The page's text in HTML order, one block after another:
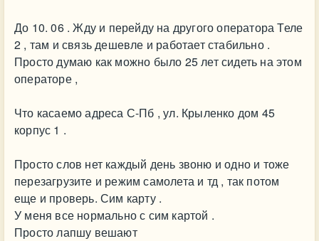
До 10. 06 . Жду и перейду на другого оператора Теле
2 , там и связь дешевле и работает стабильно .
Просто думаю как можно было 25 лет сидеть на этом
операторе ,
Что касаемо адреса С-Пб , ул. Крыленко дом 45
корпус 1 .
Просто слов нет каждый день звоню и одно и тоже
перезагрузите и режим самолета и тд , так потом
еще и проверь. Сим карту .
У меня все нормально с сим картой .
Просто лапшу вешают